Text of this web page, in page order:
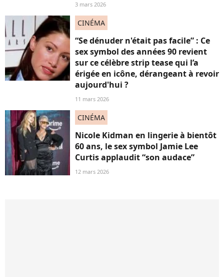
3 mars 2026
CINÉMA
“Se dénuder n'était pas facile” : Ce
sex symbol des années 90 revient
sur ce célèbre strip tease qui l’a
érigée en icône, dérangeant à revoir
aujourd'hui ?
11 mars 2026
CINÉMA
Nicole Kidman en lingerie à bientôt
60 ans, le sex symbol Jamie Lee
Curtis applaudit “son audace”
12 mars 2026